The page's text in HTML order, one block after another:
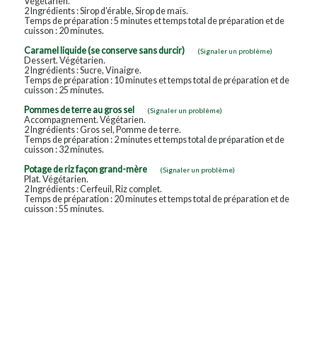
2 Ingrédients : Sirop d'érable, Sirop de maïs.
Temps de préparation : 5 minutes et temps total de préparation et de
cuisson : 20 minutes.
Caramel liquide (se conserve sans durcir)
(Signaler un problème)
Dessert. Végétarien.
2 Ingrédients : Sucre, Vinaigre.
Temps de préparation : 10 minutes et temps total de préparation et de
cuisson : 25 minutes.
Pommes de terre au gros sel
(Signaler un problème)
Accompagnement. Végétarien.
2 Ingrédients : Gros sel, Pomme de terre.
Temps de préparation : 2 minutes et temps total de préparation et de
cuisson : 32 minutes.
Potage de riz façon grand-mère
(Signaler un problème)
Plat. Végétarien.
2 Ingrédients : Cerfeuil, Riz complet.
Temps de préparation : 20 minutes et temps total de préparation et de
cuisson : 55 minutes.